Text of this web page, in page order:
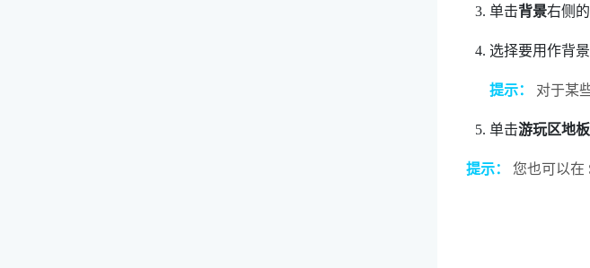
单击背景右侧的
选择要用作背景
提示： 对于某
单击游玩区地
提示： 您也可以在